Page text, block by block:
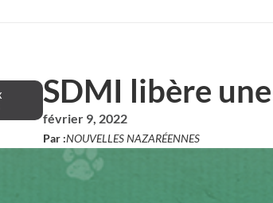
SDMI libère
février 9, 2022
Par :NOUVELLES NAZARÉENNES